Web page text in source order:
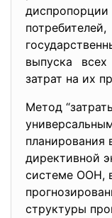
выпуска
затрат на их
Метод
планирования
директивной
системе ООН,
структуры